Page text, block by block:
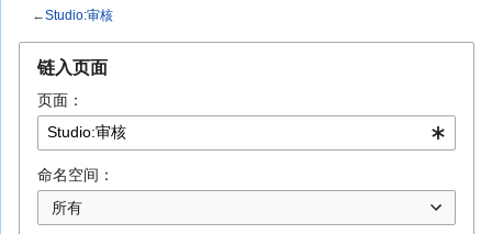
←Studio:审核
链入页面
页面：
命名空间：
所有